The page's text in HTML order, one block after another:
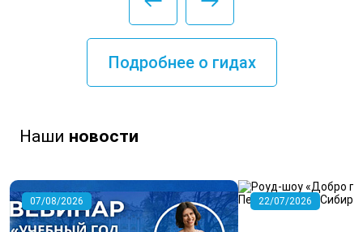
Подробнее о гидах
Наши новости
07/08/2026 22/07/2026